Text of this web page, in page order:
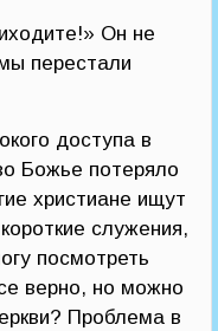
Он не
перестали
доступа в
Божье потеряло
христиане ищут
служения,
посмотреть
верно, но можно
Проблема в